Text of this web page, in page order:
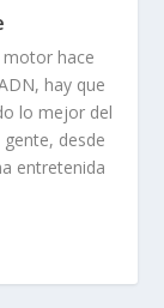
hace
hay que
lo mejor del
desde
entretenida